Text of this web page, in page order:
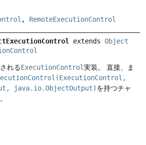
, RemoteExecutionControl
extends Object
れるExecutionControl実装。
直接、ま
java.io.ObjectOutput)を持つチャ